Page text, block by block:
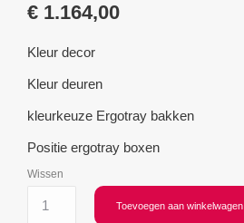
€ 1.164,00
Kleur decor
Kleur deuren
kleurkeuze Ergotray bakken
Positie ergotray boxen
Wissen
Toevoegen aan winkelwagen